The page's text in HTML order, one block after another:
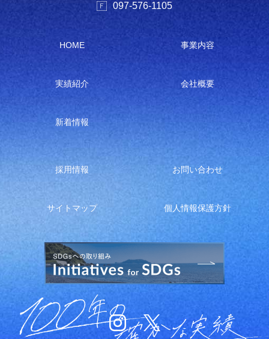
097-576-1105
HOME 事業内容
実績紹介 会社概要
新着情報
採用情報 お問い合わせ
サイトマップ 個人情報保護方針